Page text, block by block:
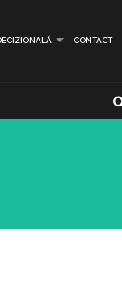
CONTACT